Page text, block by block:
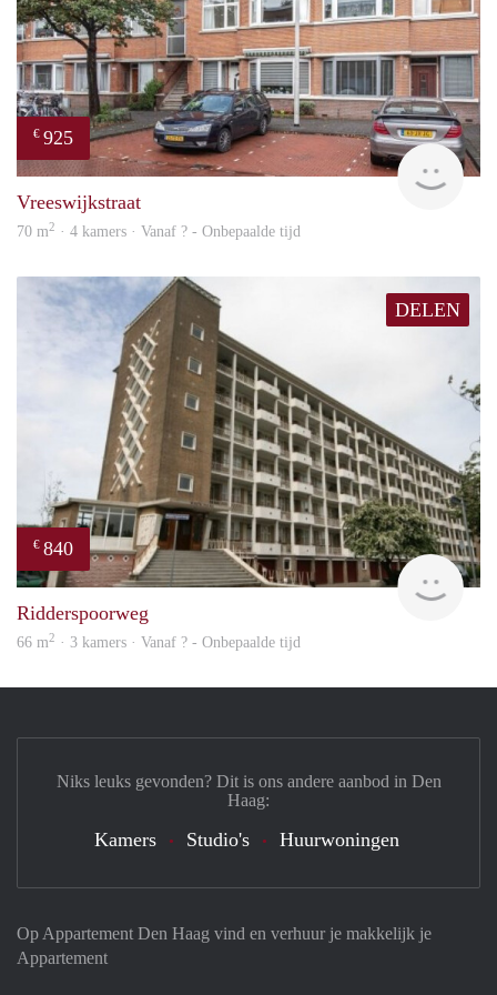
€ 925
Vreeswijkstraat
70 m2 · 4 kamers · Vanaf ? - Onbepaalde tijd
DELEN
€ 840
Ridderspoorweg
66 m2 · 3 kamers · Vanaf ? - Onbepaalde tijd
Op Appartement Den Haag vind en verhuur je makkelijk je
Appartement
Niks leuks gevonden? Dit is ons andere aanbod in Den
Haag:
Kamers Studio's Huurwoningen